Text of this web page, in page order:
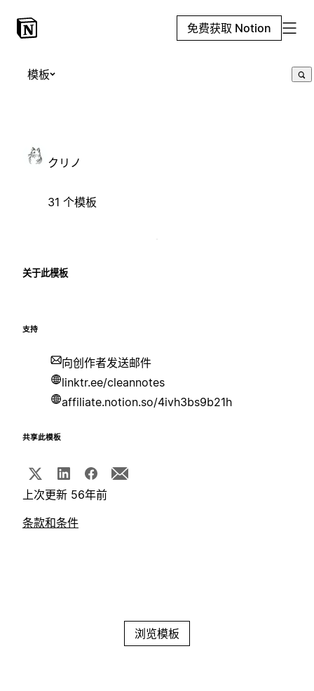
免费获取 Notion
模板
クリノ
31 个模板
关于此模板
支持
向创作者发送邮件
linktr.ee/cleannotes
affiliate.notion.so/4ivh3bs9b21h
共享此模板
上次更新 56年前
条款和条件
浏览模板